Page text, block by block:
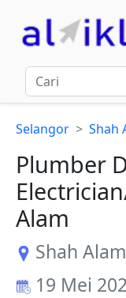
Selangor Shah
Plumber
Alam
Shah Alam
19 Mei